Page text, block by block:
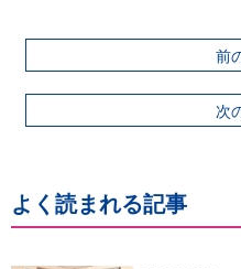
前
次
よく読まれる記事